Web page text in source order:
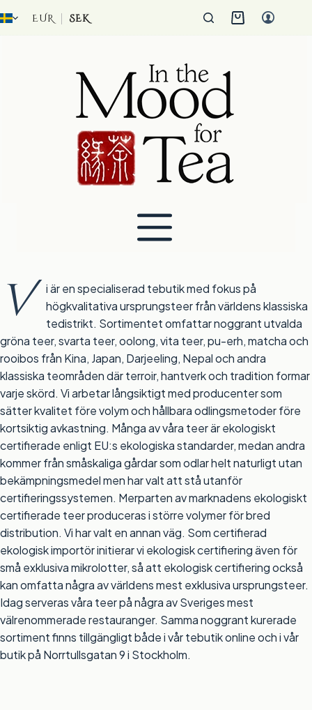
till
EUR SEK Kundvagn
V
i är en specialiserad tebutik med fokus på
högkvalitativa ursprungsteer från världens klassiska
tedistrikt. Sortimentet omfattar noggrant utvalda
gröna teer,svarta teer,oolong,vita teer,pu-erh,matchaoch
rooibos från Kina, Japan, Darjeeling, Nepaloch andra
klassiska teområden där terroir, hantverk och tradition formar
varje skörd. Vi arbetar långsiktigt med producenter som
sätter kvalitet före volym och hållbara odlingsmetoder före
kortsiktig avkastning. Många av våra teer ärekologiskt
certifierade enligt EU:s ekologiska standarder, medan andra
kommer från småskaliga gårdar som odlar helt naturligt utan
bekämpningsmedel men har valt att stå utanför
certifieringssystemen. Merparten av marknadens ekologiskt
certifierade teer produceras i större volymer för bred
distribution. Vi har valt en annan väg. Som certifierad
ekologisk importör initierar vi ekologisk certifiering även för
små exklusiva mikrolotter, så att ekologisk certifiering också
kan omfatta några av världens mest exklusiva ursprungsteer.
Idag serveras våra teer på några av Sveriges mest
välrenommerade restauranger. Samma noggrant kurerade
sortiment finns tillgängligt både i vårtebutik onlineoch i vår
butik på Norrtullsgatan 9 i Stockholm.